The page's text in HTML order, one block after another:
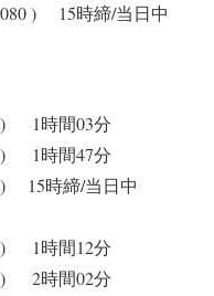
) 15時締/当日中
) 1時間03分
) 1時間47分
) 15時締/当日中
) 1時間12分
) 2時間02分